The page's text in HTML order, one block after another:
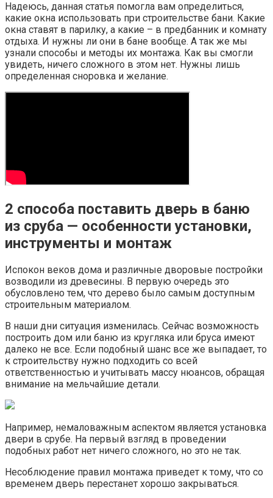
Надеюсь, данная статья помогла вам определиться,
какие окна использовать при строительстве бани. Какие
окна ставят в парилку, а какие – в предбанник и комнату
отдыха. И нужны ли они в бане вообще. А так же мы
узнали способы и методы их монтажа. Как вы смогли
увидеть, ничего сложного в этом нет. Нужны лишь
определенная сноровка и желание.
2 способа поставить дверь в баню
из сруба — особенности установки,
инструменты и монтаж
Испокон веков дома и различные дворовые постройки
возводили из древесины. В первую очередь это
обусловлено тем, что дерево было самым доступным
строительным материалом.
В наши дни ситуация изменилась. Сейчас возможность
построить дом или баню из кругляка или бруса имеют
далеко не все. Если подобный шанс все же выпадает, то
к строительству нужно подходить со всей
ответственностью и учитывать массу нюансов, обращая
внимание на мельчайшие детали.
Например, немаловажным аспектом является установка
двери в срубе. На первый взгляд в проведении
подобных работ нет ничего сложного, но это не так.
Несоблюдение правил монтажа приведет к тому, что со
временем дверь перестанет хорошо закрываться.